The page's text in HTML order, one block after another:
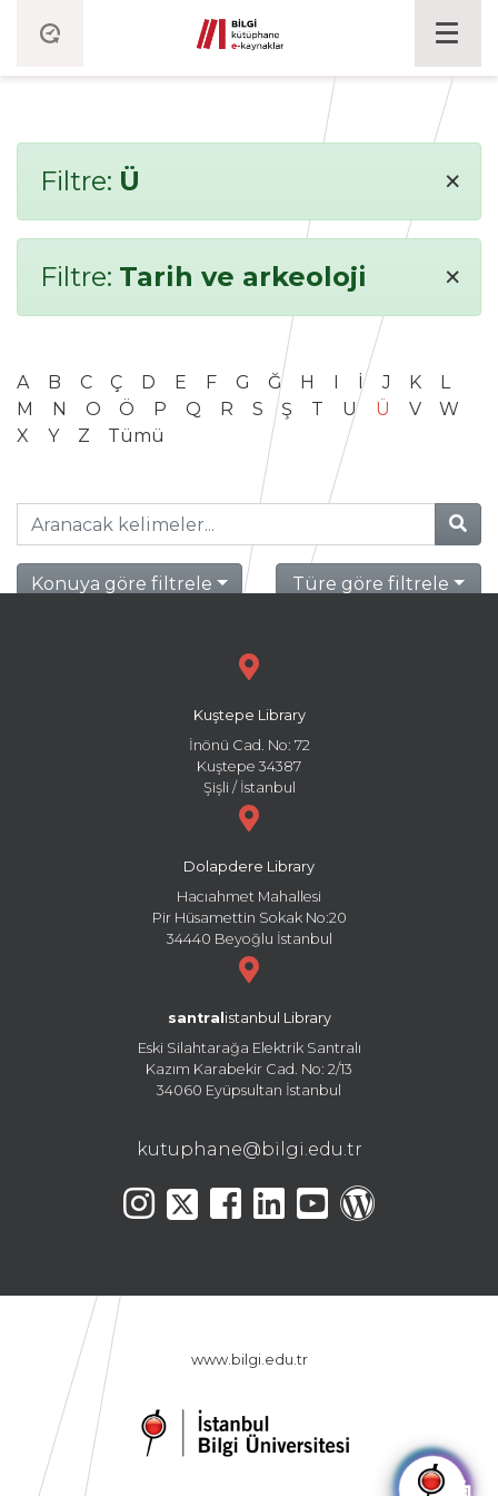
Filtre: Ü ×
Filtre: Tarih ve arkeoloji ×
A B C Ç D E F G Ğ H I İ J K
L
M
N O Ö P Q R S Ş T U Ü V
W
X
Y Z Tümü
Konuya göre filtrele Türe göre filtrele
Kuştepe Library
İnönü Cad. No: 72
Kuştepe 34387
Şişli / İstanbul
Dolapdere Library
Hacıahmet Mahallesi
Pir Hüsamettin Sokak No:20
34440 Beyoğlu İstanbul
santral istanbul Library
Eski Silahtarağa Elektrik Santralı
Kazım Karabekir Cad. No: 2/13
34060 Eyüpsultan İstanbul
kutuphane@bilgi.edu.tr
www.bilgi.edu.tr